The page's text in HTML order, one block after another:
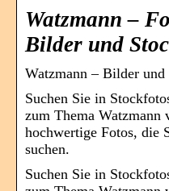
Watzmann –
Bilder und
Watzmann – Bilder
Suchen Sie in
zum Thema Watzmann
hochwertige Fotos, die
suchen.
Suchen Sie in